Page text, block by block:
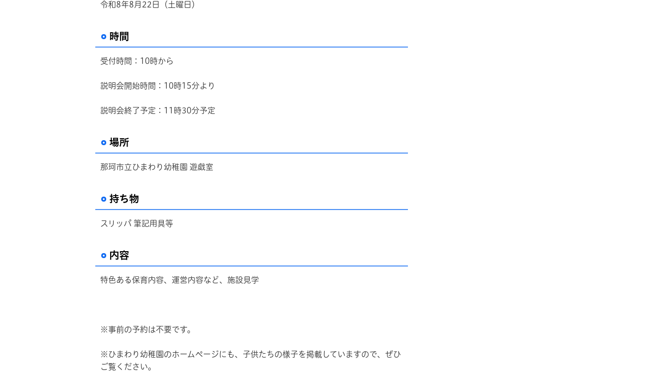
令和8年8月22日（土曜日）
時間
受付時間：10時から
説明会開始時間：10時15分より
説明会終了予定：11時30分予定
場所
那珂市立ひまわり幼稚園 遊戯室
持ち物
スリッパ 筆記用具等
内容
特色ある保育内容、運営内容など、施設見学
※事前の予約は不要です。
※ひまわり幼稚園のホームページにも、子供たちの様子を掲載していますので、ぜひ
ご覧ください。